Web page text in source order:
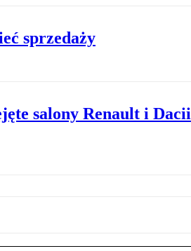
sprzedaży
salony Renault i Dacii